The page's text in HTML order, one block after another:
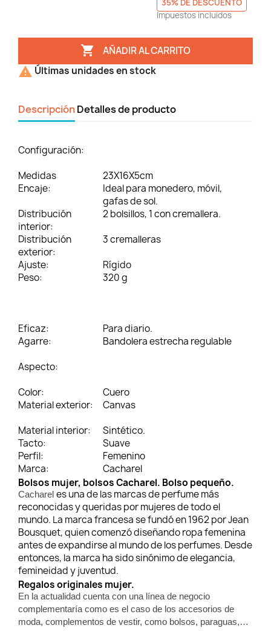
35% DE DESCUENTO
Impuestos incluidos
 AÑADIR AL CARRITO
 Últimas unidades en stock
DescripciónDetalles de producto
Configuración:
Medidas
23X16X5cm
Encaje:
Ideal para monedero, móvil,
gafas de sol.
Distribución
interior:
2 bolsillos, 1 con cremallera.
Distribución
exterior:
3 cremalleras
Ajuste:
Rígido
Peso:
320 g
Eficaz:
Para diario.
Agarre:
Bandolera estrecha regulable
Aspecto:
Color:
Cuero
Material exterior:
Canvas
Material interior:
Sintético.
Tacto:
Suave
Perfil:
Femenino
Marca:
Cacharel
Bolsos mujer, bolsos Cacharel. Bolso pequeño.
Cacharel es una de las marcas de perfume más
reconocidas y queridas por mujeres de todo el
mundo. La marca francesa se fundó en 1962 por Jean
Bousquet, quien comenzó diseñando ropa femenina
antes de expandirse al mundo de los perfumes. Desde
entonces, la marca ha sido sinónimo de elegancia,
femineidad y juventud.
Regalos originales mujer.
En la actualidad cuenta con una línea de negocio
complementaría como es el caso de los accesorios de
moda, complementos de vestir, como bolsos, paraguas,…